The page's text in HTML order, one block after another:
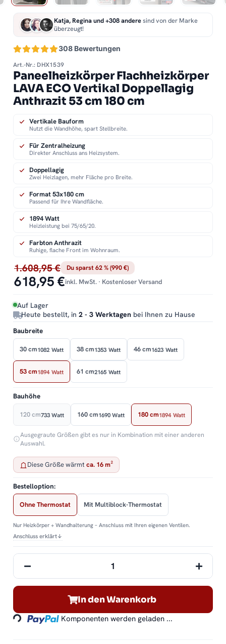
308 Bewertungen
Katja, Regina und +308 anderesind von der Marke
überzeugt!
Art.-Nr.: DHX1539
Paneelheizkörper Flachheizkörper
LAVA ECO Vertikal Doppellagig
Anthrazit 53 cm 180 cm
1.608,95 € Du sparst 62 % (990 €)
618,95 €inkl. MwSt. · Kostenloser Versand
Auf Lager
Heute bestellt, in 2 - 3 Werktagen bei Ihnen zu Hause
Vertikale Bauform
Nutzt die Wandhöhe, spart Stellbreite.
Für Zentralheizung
Direkter Anschluss ans Heizsystem.
Doppellagig
Zwei Heizlagen, mehr Fläche pro Breite.
Format 53x180 cm
Passend für Ihre Wandfläche.
1894 Watt
Heizleistung bei 75/65/20.
Farbton Anthrazit
Ruhige, flache Front im Wohnraum.
Baubreite
30 cm1082 Watt 38 cm1353 Watt 46 cm1623 Watt
53 cm1894 Watt 61 cm2165 Watt
Bauhöhe
120 cm733 Watt 160 cm1690 Watt 180 cm1894 Watt
Ausgegraute Größen gibt es nur in Kombination mit einer anderen
Auswahl.
Diese Größe wärmt ca. 16 m²
Bestelloption:
Ohne Thermostat Mit Multiblock-Thermostat
Nur Heizkörper + Wandhalterung – Anschluss mit Ihren eigenen Ventilen.
Anschluss erklärt↓
In den Warenkorb
Loading... Komponenten werden geladen ...